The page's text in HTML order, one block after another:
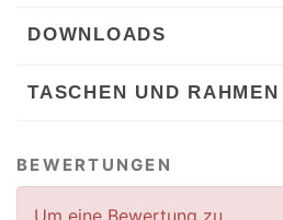
DOWNLOADS
TASCHEN UND
BEWERTUNGEN
Um eine Bewertung zu .